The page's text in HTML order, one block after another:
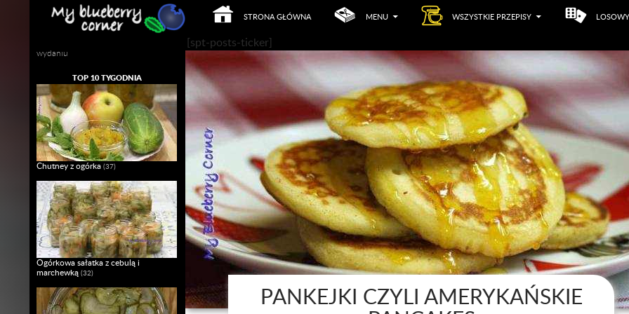
Szukaj
PRZEJDŹ DO TREŚCI
STRONA GŁÓWNA
MENU WSZYSTKIE PRZEPISY
[spt-posts-ticker]
PANKEJKI CZYLI AMERYKAŃSKIE
wydaniu
TOP 10 TYGODNIA
Chutney z ogórka (37)
Ogórkowa sałatka z cebulą i
marchewką (32)